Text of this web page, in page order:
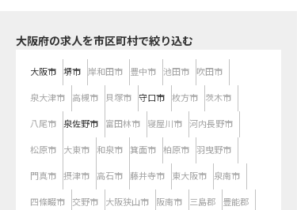
大阪府の求人を市区町村で絞り込む
大阪市 堺市 岸和田市 豊中市 池田市 吹田市
泉大津市 高槻市 貝塚市 守口市 枚方市 茨木市
八尾市 泉佐野市 富田林市 寝屋川市 河内長野市
松原市 大東市 和泉市 箕面市 柏原市 羽曳野市
門真市 摂津市 高石市 藤井寺市 東大阪市 泉南市
四條畷市 交野市 大阪狭山市 阪南市 三島郡 豊能郡